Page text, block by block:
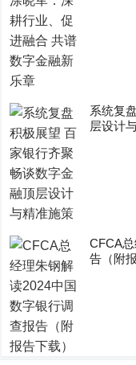
系统复
层设计
CFCA
告（附